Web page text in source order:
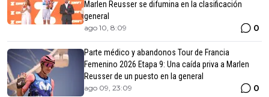
Marlen Reusser se difumina en la clasificación
general
ago 10, 8:09 0
Parte médico y abandonos Tour de Francia
Femenino 2026 Etapa 9: Una caída priva a Marlen
Reusser de un puesto en la general
ago 09, 23:09 0